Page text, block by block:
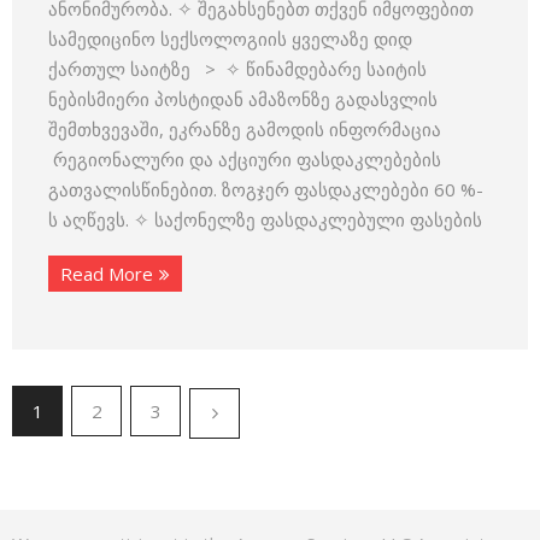
ანონიმურობა. ✧ შეგახსენებთ თქვენ იმყოფებით
სამედიცინო სექსოლოგიის ყველაზე დიდ
ქართულ საიტზე > ✧ წინამდებარე საიტის
ნებისმიერი პოსტიდან ამაზონზე გადასვლის
შემთხვევაში, ეკრანზე გამოდის ინფორმაცია
რეგიონალური და აქციური ფასდაკლებების
გათვალისწინებით. ზოგჯერ ფასდაკლებები 60 %-
ს აღწევს. ✧ საქონელზე ფასდაკლებული ფასების
Read More
1 2 3